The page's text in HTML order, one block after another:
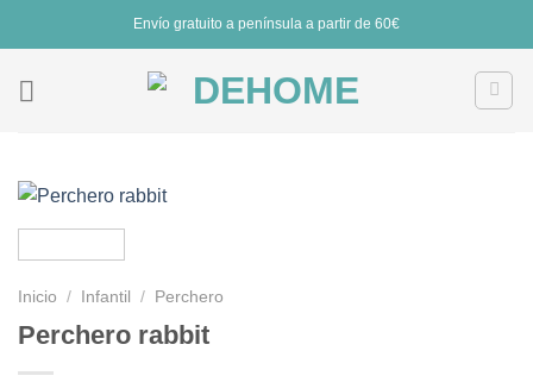
Envío gratuito a península a partir de 60€
Inicio / Infantil / Perchero
Perchero rabbit